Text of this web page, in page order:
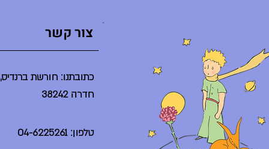
צור קשר
כתובתנו: חורשת ברנדיס,
חדרה 38242
טלפון: 04-6225261